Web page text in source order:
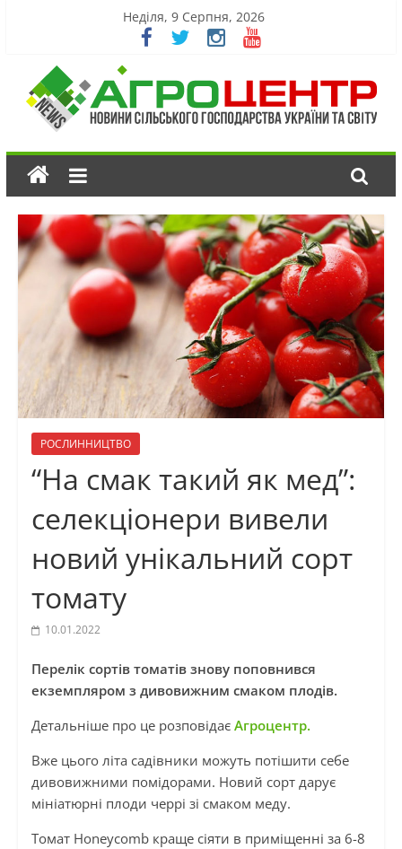
Неділя, 9 Серпня, 2026
РОСЛИННИЦТВО
“На смак такий як мед”:
селекціонери вивели
новий унікальний сорт
томату
10.01.2022
Перелік сортів томатів знову поповнився
екземпляром з дивовижним смаком плодів.
Детальніше про це розповідає Агроцентр.
Вже цього літа садівники можуть потішити себе
дивовижними помідорами. Новий сорт дарує
мініатюрні плоди черрі зі смаком меду.
Томат Honeycomb краще сіяти в приміщенні за 6-8